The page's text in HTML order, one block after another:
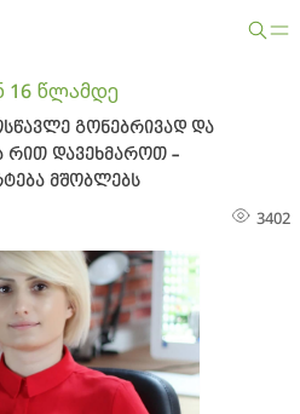
16 წლამდე
გონებრივად და
რით დავეხმაროთ -
მშობლებს
3402